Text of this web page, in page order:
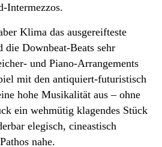
Intermezzos.
Klima das ausgereifteste
Downbeat-Beats sehr
und Piano-Arrangements
mit den antiquiert-futuristisch
hohe Musikalität aus – ohne
ein wehmütig klagendes Stück
elegisch, cineastisch
nahe.